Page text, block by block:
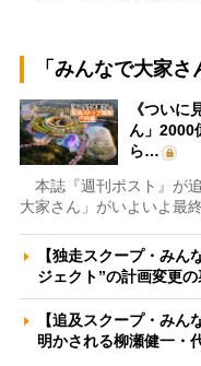
「みんなで大家
《ついに
ん」2000
ら…
本誌『週刊ポスト』が
大家さん」がいよいよ最
【独走スクープ・みん
ジェクト”の計画変更
【追及スクープ・み
明かされる柳瀬健一・